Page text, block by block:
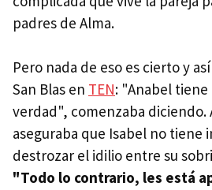
padres de Alma.
Pero nada de eso es cierto y
San Blas en TEN: "Anabel tiene
verdad", comenzaba diciendo.
aseguraba que Isabel no tiene
destrozar el idilio entre su
"Todo lo contrario, les está